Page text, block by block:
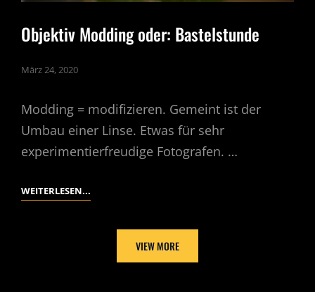
Objektiv Modding oder: Bastelstunde
März 24, 2020
Modding = modifizieren. Gemeint ist der
Umbau einer Linse. Etwas für sehr
experimentierfreudige Fotografen. …
WEITERLESEN...
ODER:
BASTELSTUNDE
VIEW MORE